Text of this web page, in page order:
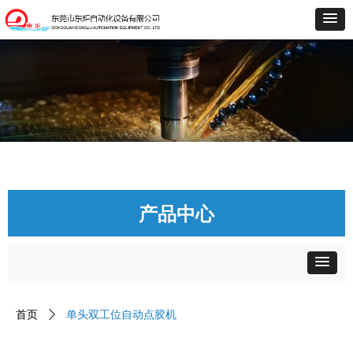
产品中心
首页 ꄲ 单头双工位自动点胶机